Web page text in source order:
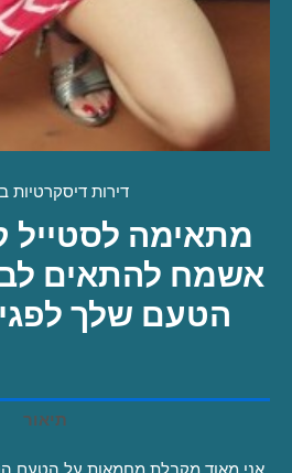
דירות דיסקרטיות
מתאימה לסטייל
אשמח להתאים
הטעם שלך
תיאור